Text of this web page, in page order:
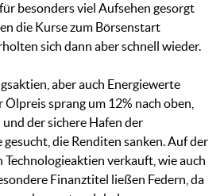
besonders viel Aufsehen gesorgt
die Kurse zum Börsenstart
sich dann aber schnell wieder.
aber auch Energiewerte
sprang um 12% nach oben,
der sichere Hafen der
die Renditen sanken. Auf der
Technologieaktien verkauft, wie auch
Finanztitel ließen Federn, da